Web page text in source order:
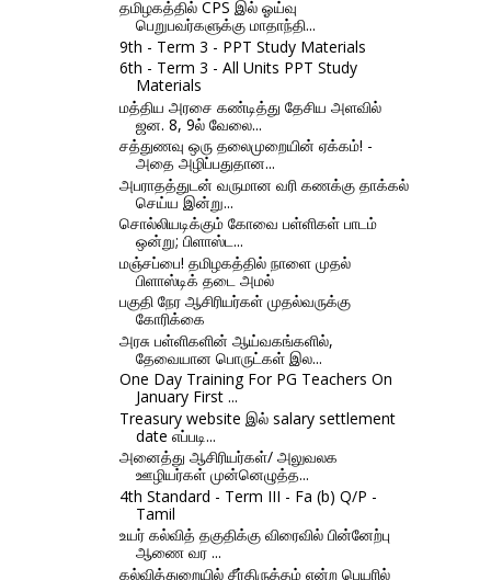
தமிழகத்தில் CPS இல் ஓய்வு
பெறுபவர்களுக்கு மாதாந்தி...
9th - Term 3 - PPT Study Materials
6th - Term 3 - All Units PPT Study
Materials
மத்திய அரசை கண்டித்து தேசிய அளவில்
ஜன. 8, 9ல் வேலை...
சத்துணவு ஒரு தலைமுறையின் ஏக்கம்! -
அதை அழிப்பதுதான...
அபராதத்துடன் வருமான வரி கணக்கு தாக்கல்
செய்ய இன்று...
சொல்லியடிக்கும் கோவை பள்ளிகள் பாடம்
ஒன்று; பிளாஸ்ட...
மஞ்சப்பை! தமிழகத்தில் நாளை முதல்
பிளாஸ்டிக் தடை அமல்
பகுதி நேர ஆசிரியர்கள் முதல்வருக்கு
கோரிக்கை
அரசு பள்ளிகளின் ஆய்வகங்களில்,
தேவையான பொருட்கள் இல...
One Day Training For PG Teachers On
January First ...
Treasury website இல் salary settlement
date எப்படி...
அனைத்து ஆசிரியர்கள்/ அலுவலக
ஊழியர்கள் முன்னெழுத்த...
4th Standard - Term III - Fa (b) Q/P -
Tamil
உயர் கல்வித் தகுதிக்கு விரைவில் பின்னேற்பு
ஆணை வர ...
கல்வித்துறையில் சீர்திருத்தம் என்ற பெயரில்